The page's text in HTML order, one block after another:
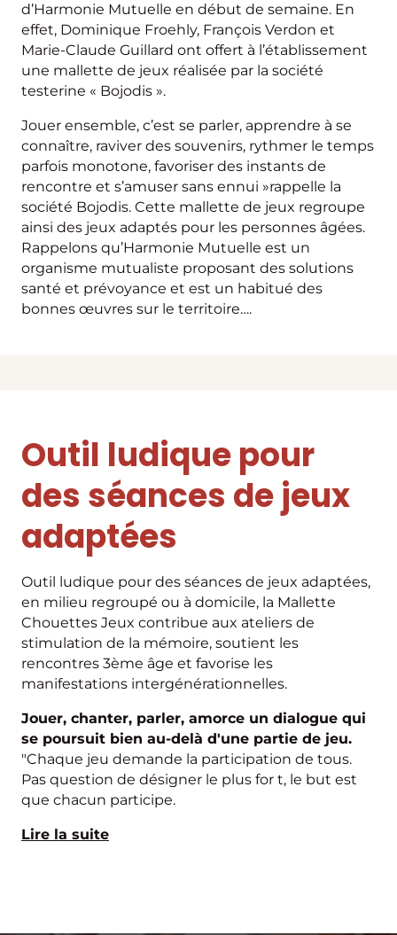
d’Harmonie Mutuelle en début de semaine. En
effet, Dominique Froehly, François Verdon et
Marie-Claude Guillard ont offert à l’établissement
une mallette de jeux réalisée par la société
testerine « Bojodis ».
Jouer ensemble, c’est se parler, apprendre à se
connaître, raviver des souvenirs, rythmer le temps
parfois monotone, favoriser des instants de
rencontre et s’amuser sans ennui »rappelle la
société Bojodis. Cette mallette de jeux regroupe
ainsi des jeux adaptés pour les personnes âgées.
Rappelons qu’Harmonie Mutuelle est un
organisme mutualiste proposant des solutions
santé et prévoyance et est un habitué des
bonnes œuvres sur le territoire….
Outil ludique pour
des séances de jeux
adaptées
Outil ludique pour des séances de jeux adaptées,
en milieu regroupé ou à domicile, la Mallette
Chouettes Jeux contribue aux ateliers de
stimulation de la mémoire, soutient les
rencontres 3ème âge et favorise les
manifestations intergénérationnelles.
Jouer, chanter, parler, amorce un dialogue qui
se poursuit bien au-delà d'une partie de jeu.
"Chaque jeu demande la participation de tous.
Pas question de désigner le plus for t, le but est
que chacun participe.
Lire la suite